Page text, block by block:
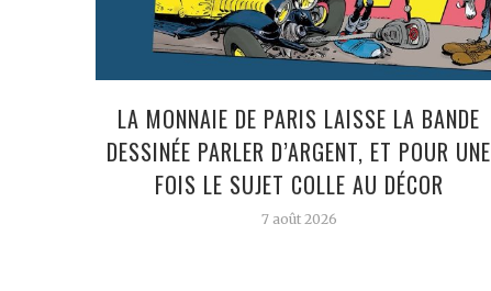
LA MONNAIE DE PARIS LAISSE LA BANDE
DESSINÉE PARLER D’ARGENT, ET POUR UNE
FOIS LE SUJET COLLE AU DÉCOR
7 août 2026